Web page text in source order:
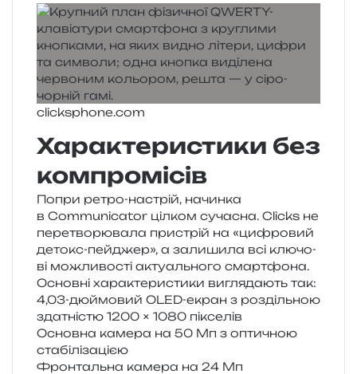
clicksphone​.com
Характеристики без
компромісів
Попри ретро-настрій, начин­ка
в Communicator ціл­ком суча­сна. Clicks не
пере­тво­рю­ва­ла при­стрій на «цифро­вий
детокс-пей­джер», а зали­ши­ла всі клю­чо­
ві можли­во­сті акту­аль­но­го смартфона.
Основні хара­кте­ри­сти­ки вигля­да­ють так:
4,03-дюймовий OLED-екран з роз­діль­ною
зда­тні­стю 1200 × 1080 пікселів
Основна каме­ра на 50 Мп з опти­чною
стабілізацією
Фронтальна каме­ра на 24 Мп